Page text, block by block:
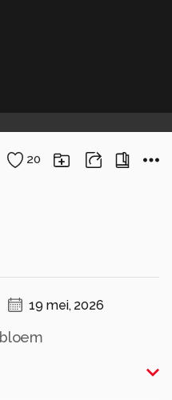
20
19 mei, 2026